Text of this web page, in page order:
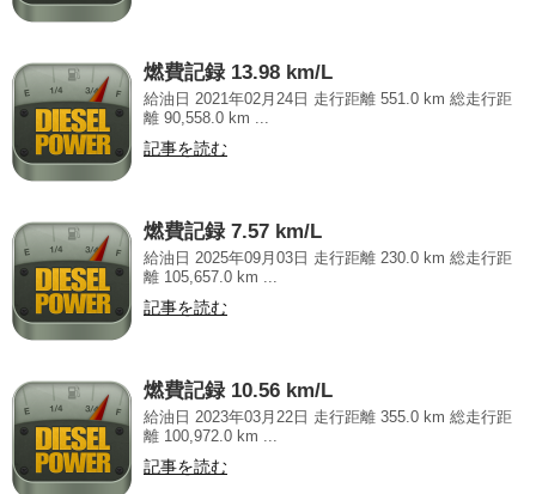
燃費記録 13.98 km/L
給油日 2021年02月24日 走行距離 551.0 km 総走行距
離 90,558.0 km ...
記事を読む
燃費記録 7.57 km/L
給油日 2025年09月03日 走行距離 230.0 km 総走行距
離 105,657.0 km ...
記事を読む
燃費記録 10.56 km/L
給油日 2023年03月22日 走行距離 355.0 km 総走行距
離 100,972.0 km ...
記事を読む